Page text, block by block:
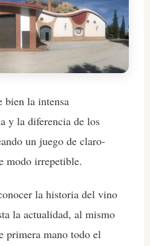
bien la intensa
y la diferencia de los
un juego de claro-
modo irrepetible.
la historia del vino
la actualidad, al mismo
primera mano todo el